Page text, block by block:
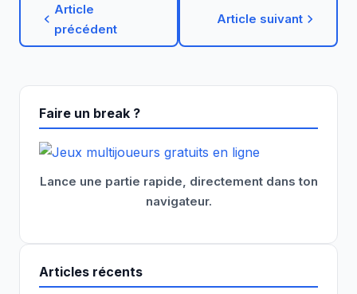
Article
précédent
Article suivant
Faire un break ?
Lance une partie rapide, directement dans ton
navigateur.
Articles récents